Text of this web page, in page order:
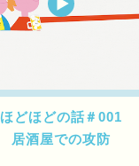
ほどほどの話＃001
居酒屋での攻防